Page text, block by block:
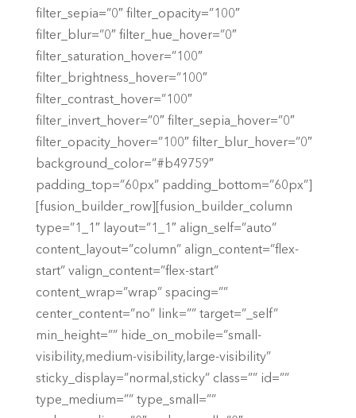
filter_sepia=”0″ filter_opacity=”100″
filter_blur=”0″ filter_hue_hover=”0″
filter_saturation_hover=”100″
filter_brightness_hover=”100″
filter_contrast_hover=”100″
filter_invert_hover=”0″ filter_sepia_hover=”0″
filter_opacity_hover=”100″ filter_blur_hover=”0″
background_color=”#b49759″
padding_top=”60px” padding_bottom=”60px”]
[fusion_builder_row][fusion_builder_column
type=”1_1″ layout=”1_1″ align_self=”auto”
content_layout=”column” align_content=”flex-
start” valign_content=”flex-start”
content_wrap=”wrap” spacing=””
center_content=”no” link=”” target=”_self”
min_height=”” hide_on_mobile=”small-
visibility,medium-visibility,large-visibility”
sticky_display=”normal,sticky” class=”” id=””
type_medium=”” type_small=””